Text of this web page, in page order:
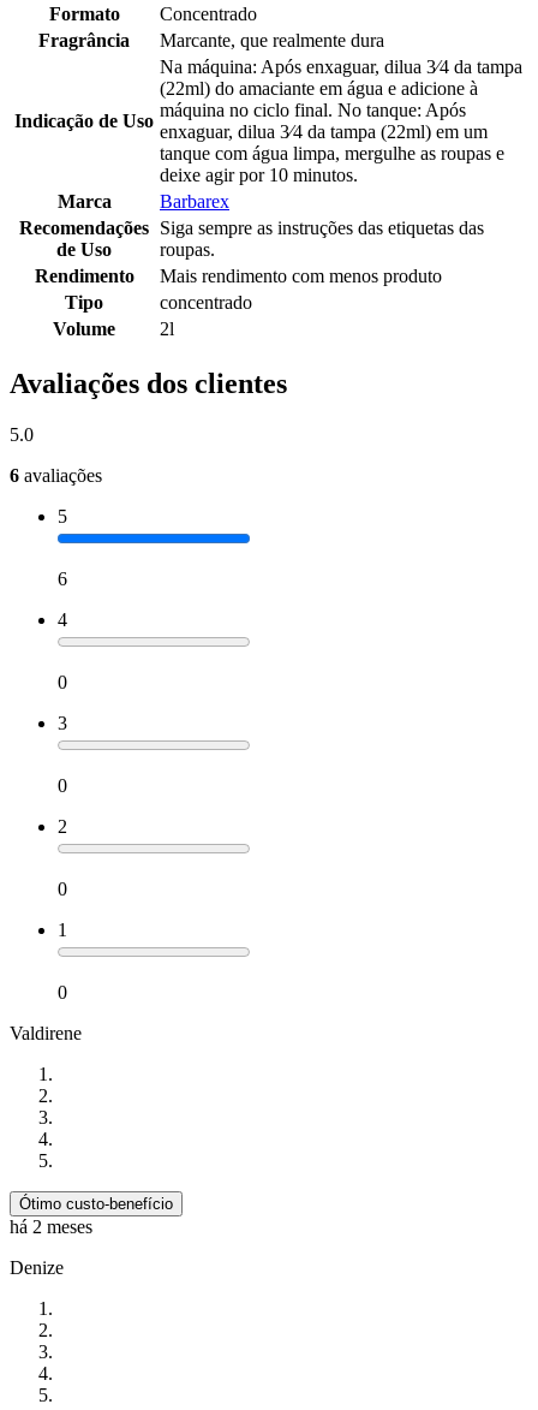
Formato
Concentrado
Fragrância
Marcante, que realmente dura
Indicação de Uso
Na máquina: Após enxaguar, dilua 3⁄4 da tampa
(22ml) do amaciante em água e adicione à
máquina no ciclo final. No tanque: Após
enxaguar, dilua 3⁄4 da tampa (22ml) em um
tanque com água limpa, mergulhe as roupas e
deixe agir por 10 minutos.
Marca
Barbarex
Recomendações
de Uso
Siga sempre as instruções das etiquetas das
roupas.
Rendimento
Mais rendimento com menos produto
Tipo
concentrado
Volume
2l
Avaliações dos clientes
5.0
6 avaliações
5
6
4
0
3
0
2
0
1
0
Valdirene
Ótimo custo-benefício
há 2 meses
Denize